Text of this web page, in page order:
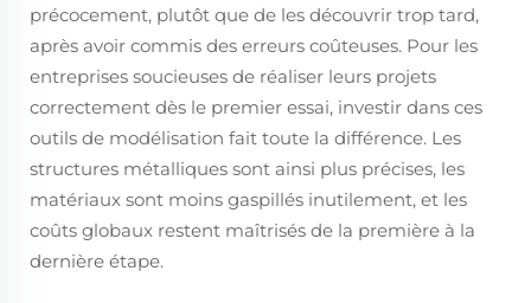
précocement, plutôt que de les découvrir trop tard,
après avoir commis des erreurs coûteuses. Pour les
entreprises soucieuses de réaliser leurs projets
correctement dès le premier essai, investir dans ces
outils de modélisation fait toute la différence. Les
structures métalliques sont ainsi plus précises, les
matériaux sont moins gaspillés inutilement, et les
coûts globaux restent maîtrisés de la première à la
dernière étape.